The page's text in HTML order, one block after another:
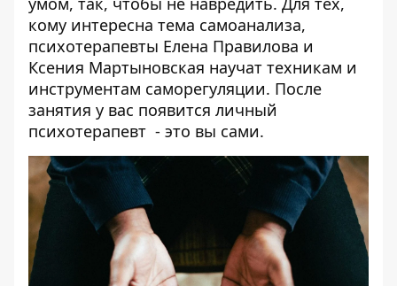
кому интересна тема самоанализа,
психотерапевты Елена Правилова и
Ксения Мартыновская научат техникам и
инструментам саморегуляции. После
занятия у вас появится личный
психотерапевт - это вы сами.